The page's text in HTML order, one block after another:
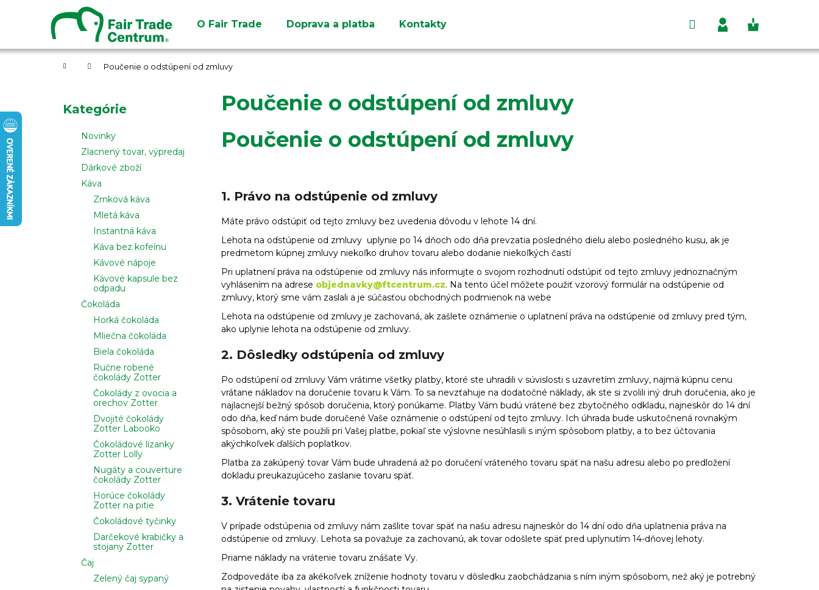
O Fair Trade Doprava a platba Kontakty
Hľadať
Prihlásenie
Nákupný
Domov Poučenie o odstúpení od zmluvy
Preskočiť
kategórie
Kategórie
Novinky
Zlacnený tovar, výpredaj
Dárkové zboží
Káva
Zrnková káva
Mletá káva
Instantná káva
Káva bez kofeínu
Kávové nápoje
Kávové kapsule bez
odpadu
Čokoláda
Horká čokoláda
Mliečna čokoláda
Biela čokoláda
Ručne robené
čokolády Zotter
Čokolády z ovocia a
orechov Zotter
Dvojité čokolády
Zotter Labooko
Čokoládové lízanky
Zotter Lolly
Nugáty a couverture
čokolády Zotter
Horúce čokolády
Zotter na pitie
Čokoládové tyčinky
Darčekové krabičky a
stojany Zotter
Čaj
Zelený čaj sypaný
Poučenie o odstúpení od zmluvy
Poučenie o odstúpení od zmluvy
1. Právo na odstúpenie od zmluvy
Máte právo odstúpiť od tejto zmluvy bez uvedenia dôvodu v lehote 14 dní.
Lehota na odstúpenie od zmluvy uplynie po 14 dňoch odo dňa prevzatia posledného dielu alebo posledného kusu, ak je
predmetom kúpnej zmluvy niekoľko druhov tovaru alebo dodanie niekoľkých častí
Pri uplatnení práva na odstúpenie od zmluvy nás informujte o svojom rozhodnutí odstúpiť od tejto zmluvy jednoznačným
vyhlásením na adrese objednavky@ftcentrum.cz. Na tento účel môžete použiť vzorový formulár na odstúpenie od
zmluvy, ktorý sme vám zaslali a je súčasťou obchodných podmienok na webe
Lehota na odstúpenie od zmluvy je zachovaná, ak zašlete oznámenie o uplatnení práva na odstúpenie od zmluvy pred tým,
ako uplynie lehota na odstúpenie od zmluvy.
2. Dôsledky odstúpenia od zmluvy
Po odstúpení od zmluvy Vám vrátime všetky platby, ktoré ste uhradili v súvislosti s uzavretím zmluvy, najmä kúpnu cenu
vrátane nákladov na doručenie tovaru k Vám. To sa nevzťahuje na dodatočné náklady, ak ste si zvolili iný druh doručenia, ako je
najlacnejší bežný spôsob doručenia, ktorý ponúkame. Platby Vám budú vrátené bez zbytočného odkladu, najneskôr do 14 dní
odo dňa, keď nám bude doručené Vaše oznámenie o odstúpení od tejto zmluvy. Ich úhrada bude uskutočnená rovnakým
spôsobom, aký ste použili pri Vašej platbe, pokiaľ ste výslovne nesúhlasili s iným spôsobom platby, a to bez účtovania
akýchkoľvek ďalších poplatkov.
Platba za zakúpený tovar Vám bude uhradená až po doručení vráteného tovaru späť na našu adresu alebo po predložení
dokladu preukazujúceho zaslanie tovaru späť.
3. Vrátenie tovaru
V prípade odstúpenia od zmluvy nám zašlite tovar späť na našu adresu najneskôr do 14 dní odo dňa uplatnenia práva na
odstúpenie od zmluvy. Lehota sa považuje za zachovanú, ak tovar odošlete späť pred uplynutím 14-dňovej lehoty.
Priame náklady na vrátenie tovaru znášate Vy.
Zodpovedáte iba za akékoľvek zníženie hodnoty tovaru v dôsledku zaobchádzania s ním iným spôsobom, než aký je potrebný
í
Späť
do
Späť
do
HĽADAŤ